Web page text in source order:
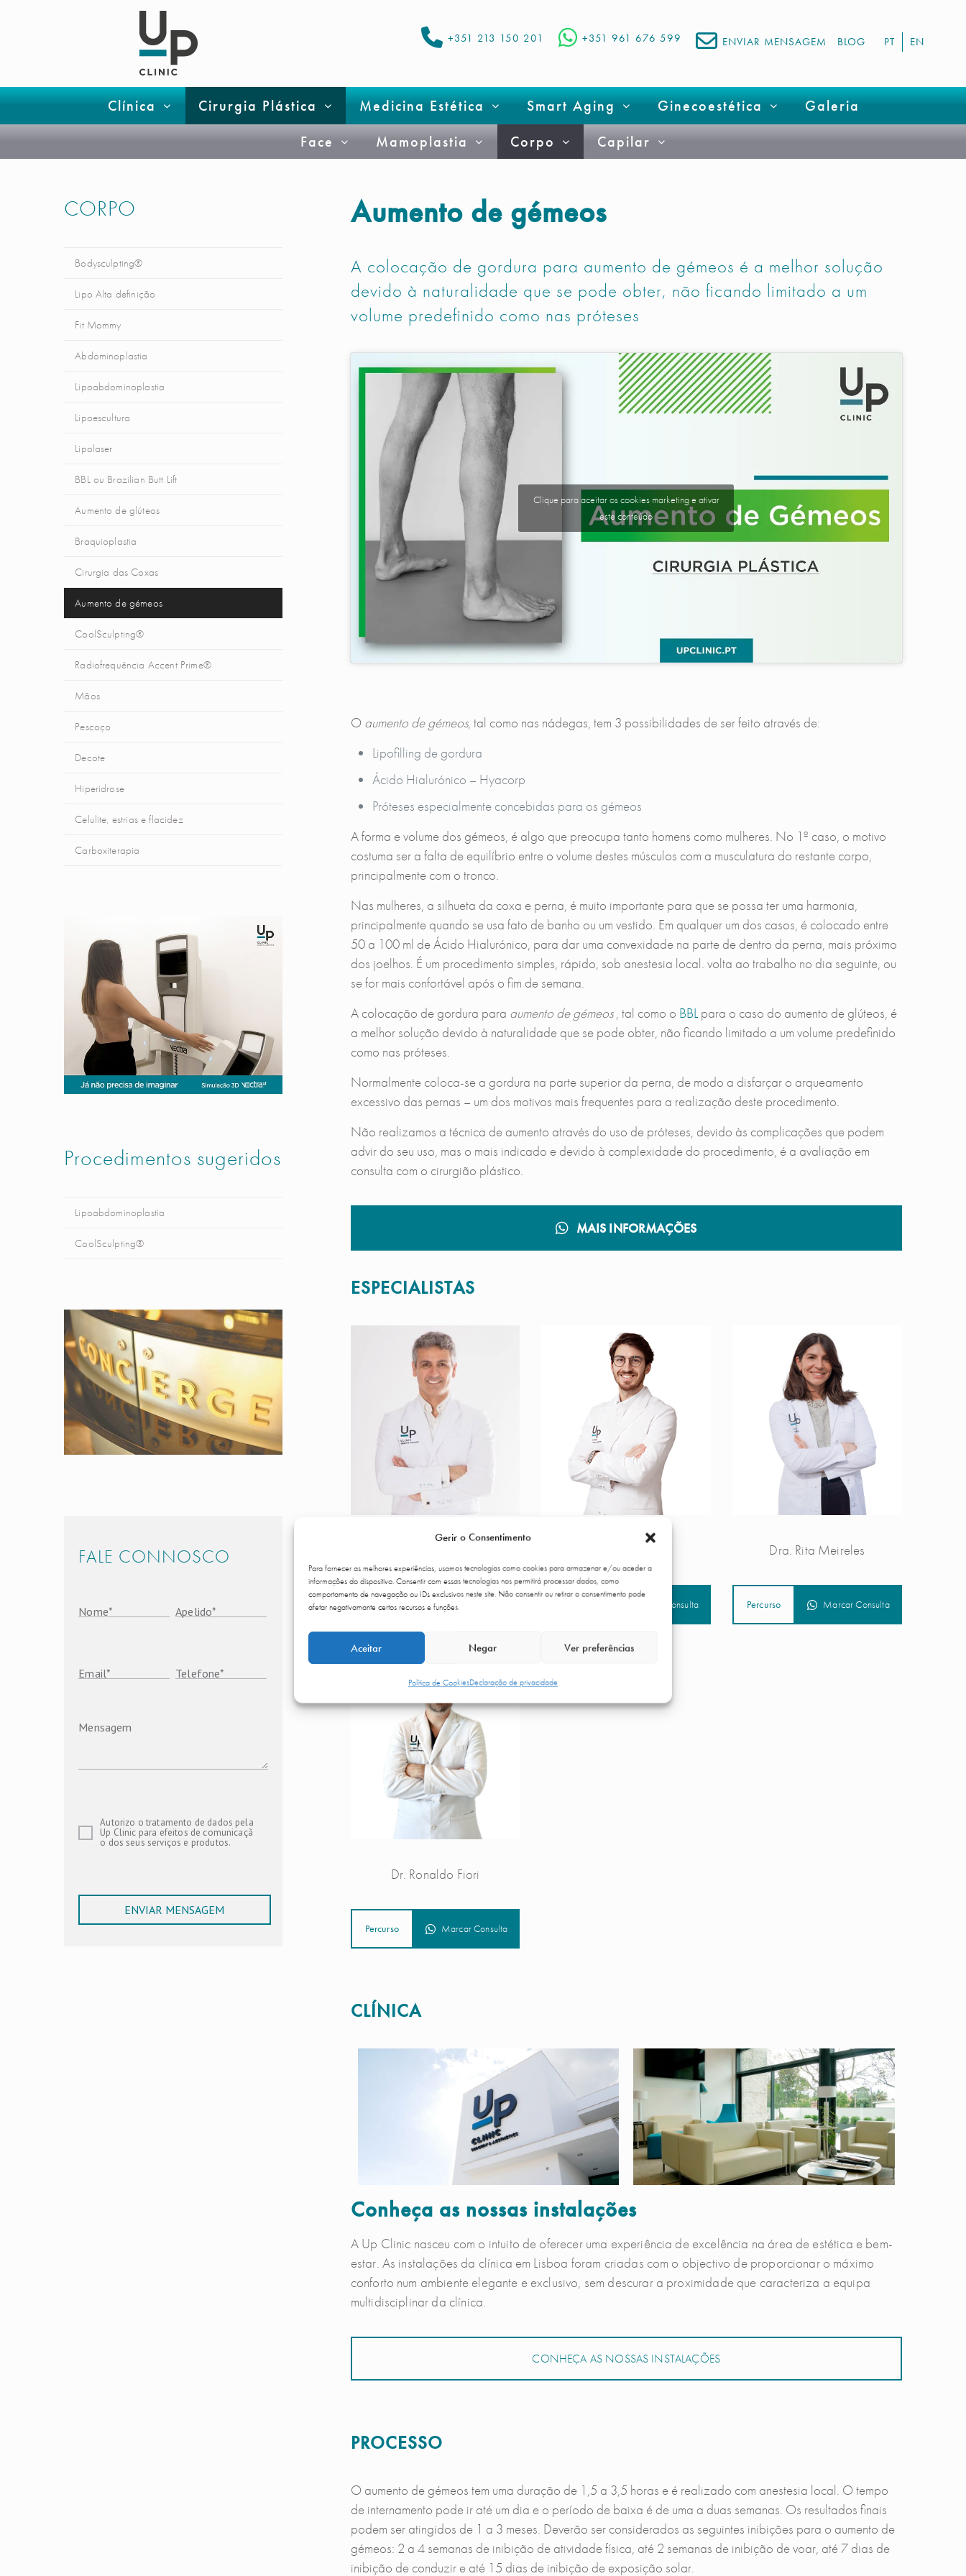
Gerir o Consentimento
Para fornecer as melhores experiências, usamos tecnologias como cookies para armazenar e/ou aceder a
informações do dispositivo. Consentir com essas tecnologias nos permitirá processar dados, como
comportamento de navegação ou IDs exclusivos neste site. Não consentir ou retirar o consentimento pode
afetar negativamante certos recursos e funções.
Aceitar Negar Ver preferências
Política de CookiesDeclaração de privacidade
PT EN
BLOG
ENVIAR MENSAGEM
+351 961 676 599
+351 213 150 201
Clínica Cirurgia Plástica Medicina Estética Smart Aging Ginecoestética
Galeria
Face
Mamoplastia Corpo Capilar
CORPO
Bodysculpting®
Lipo Alta definição
Fit Mommy
Abdominoplastia
Lipoabdominoplastia
Lipoescultura
Lipolaser
BBL ou Brazilian Butt Lift
Aumento de glúteos
Braquioplastia
Cirurgia das Coxas
Aumento de gémeos
CoolSculpting®
Radiofrequência Accent Prime®
Mãos
Pescoço
Decote
Hiperidrose
Celulite, estrias e flacidez
Carboxiterapia
Procedimentos sugeridos
Lipoabdominoplastia
CoolSculpting®
FALE CONNOSCO
Nome* Apelido*
Email* Telefone*
Mensagem
Autorizo o tratamento de dados pela
Up Clinic para efeitos de comunicaçã
o dos seus serviços e produtos.
ENVIAR MENSAGEM
Aumento de gémeos
A colocação de gordura para aumento de gémeos é a melhor solução
devido à naturalidade que se pode obter, não ficando limitado a um
volume predefinido como nas próteses
Clique para aceitar os cookies marketing e ativar
este conteúdo
O aumento de gémeos, tal como nas nádegas, tem 3 possibilidades de ser feito através de:
Lipofilling de gordura
Ácido Hialurónico – Hyacorp
Próteses especialmente concebidas para os gémeos
A forma e volume dos gémeos, é algo que preocupa tanto homens como mulheres. No 1º caso, o motivo
costuma ser a falta de equilíbrio entre o volume destes músculos com a musculatura do restante corpo,
principalmente com o tronco.
Nas mulheres, a silhueta da coxa e perna, é muito importante para que se possa ter uma harmonia,
principalmente quando se usa fato de banho ou um vestido. Em qualquer um dos casos, é colocado entre
50 a 100 ml de Ácido Hialurónico, para dar uma convexidade na parte de dentro da perna, mais próximo
dos joelhos. É um procedimento simples, rápido, sob anestesia local. volta ao trabalho no dia seguinte, ou
se for mais confortável após o fim de semana.
A colocação de gordura para aumento de gémeos, tal como o BBLpara o caso do aumento de glúteos, é
a melhor solução devido à naturalidade que se pode obter, não ficando limitado a um volume predefinido
como nas próteses.
Normalmente coloca-se a gordura na parte superior da perna, de modo a disfarçar o arqueamento
excessivo das pernas – um dos motivos mais frequentes para a realização deste procedimento.
Não realizamos a técnica de aumento através do uso de próteses, devido às complicações que podem
advir do seu uso, mas o mais indicado e devido à complexidade do procedimento, é a avaliação em
consulta com o cirurgião plástico.
MAIS INFORMAÇÕES
ESPECIALISTAS
Percurso Marcar Consulta Marcar Consulta
Dra. Rita Meireles
Percurso Marcar Consulta
Dr. Ronaldo Fiori
Percurso Marcar Consulta
CLÍNICA
Conheça as nossas instalações
A Up Clinic nasceu com o intuito de oferecer uma experiência de excelência na área de estética e bem-
estar. As instalações da clínica em Lisboa foram criadas com o objectivo de proporcionar o máximo
conforto num ambiente elegante e exclusivo, sem descurar a proximidade que caracteriza a equipa
multidisciplinar da clínica.
CONHEÇA AS NOSSAS INSTALAÇÕES
PROCESSO
O aumento de gémeos tem uma duração de 1,5 a 3,5 horas e é realizado com anestesia local. O tempo
de internamento pode ir até um dia e o período de baixa é de uma a duas semanas. Os resultados finais
podem ser atingidos de 1 a 3 meses. Deverão ser considerados as seguintes inibições para o aumento de
gémeos: 2 a 4 semanas de inibição de atividade física, até 2 semanas de inibição de voar, até 7 dias de
inibição de conduzir e até 15 dias de inibição de exposição solar.